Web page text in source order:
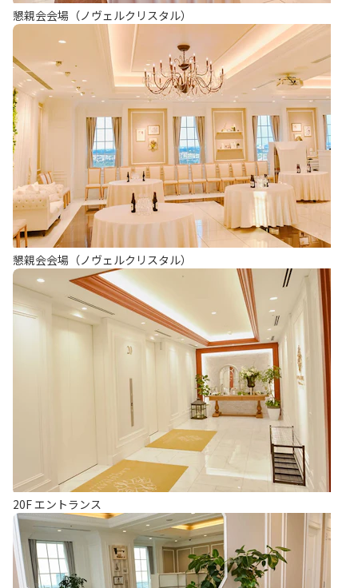
懇親会会場（ノヴェルクリスタル）
懇親会会場（ノヴェルクリスタル）
20F エントランス